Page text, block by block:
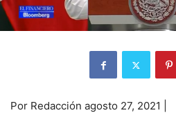
Por Redacción agosto 27, 2021 |